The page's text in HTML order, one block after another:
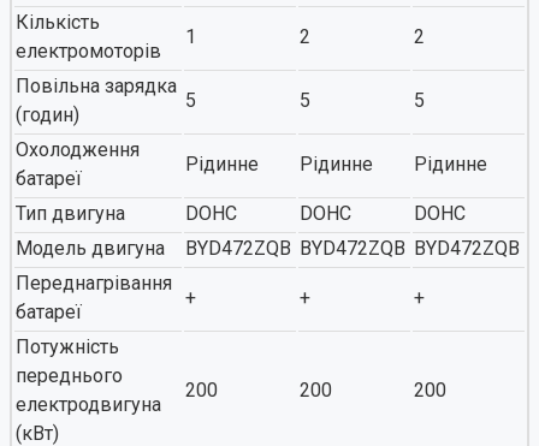
Кількість
електромоторів
1 2 2
Повільна зарядка
(годин)
5 5 5
Охолодження
батареї
Рідинне Рідинне Рідинне
Тип двигуна DOHC DOHC
DOHC
Модель двигуна
BYD472ZQB BYD472ZQB BYD472ZQB
Переднагрівання
батареї
+ + +
Потужність
переднього
електродвигуна
(кВт)
200 200 200